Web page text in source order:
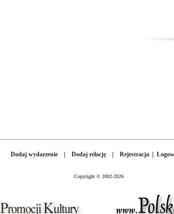
Dodaj wydarzenie Dodaj relację Rejestracja
Copyright ©2002-2026